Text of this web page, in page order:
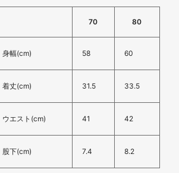
70 80
身幅(cm) 58 60
着丈(cm) 31.5 33.5
ウエスト(cm) 41 42
股下(cm) 7.4 8.2